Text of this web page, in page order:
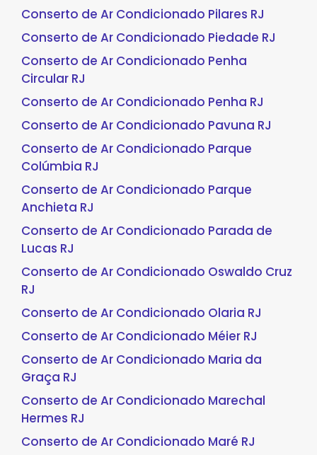
Conserto de Ar Condicionado Pilares RJ
Conserto de Ar Condicionado Piedade RJ
Conserto de Ar Condicionado Penha
Circular RJ
Conserto de Ar Condicionado Penha RJ
Conserto de Ar Condicionado Pavuna RJ
Conserto de Ar Condicionado Parque
Colúmbia RJ
Conserto de Ar Condicionado Parque
Anchieta RJ
Conserto de Ar Condicionado Parada de
Lucas RJ
Conserto de Ar Condicionado Oswaldo Cruz
RJ
Conserto de Ar Condicionado Olaria RJ
Conserto de Ar Condicionado Méier RJ
Conserto de Ar Condicionado Maria da
Graça RJ
Conserto de Ar Condicionado Marechal
Hermes RJ
Conserto de Ar Condicionado Maré RJ